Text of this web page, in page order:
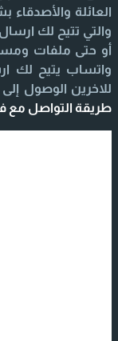
العائلة
والتي تتيح لك
أو حتى ملفات
للاخرين الوصول
طريقة التواصل مع